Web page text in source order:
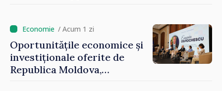
/ Acum 1 zi
Oportunitățile economice și
investiționale oferite de
Republica Moldova,